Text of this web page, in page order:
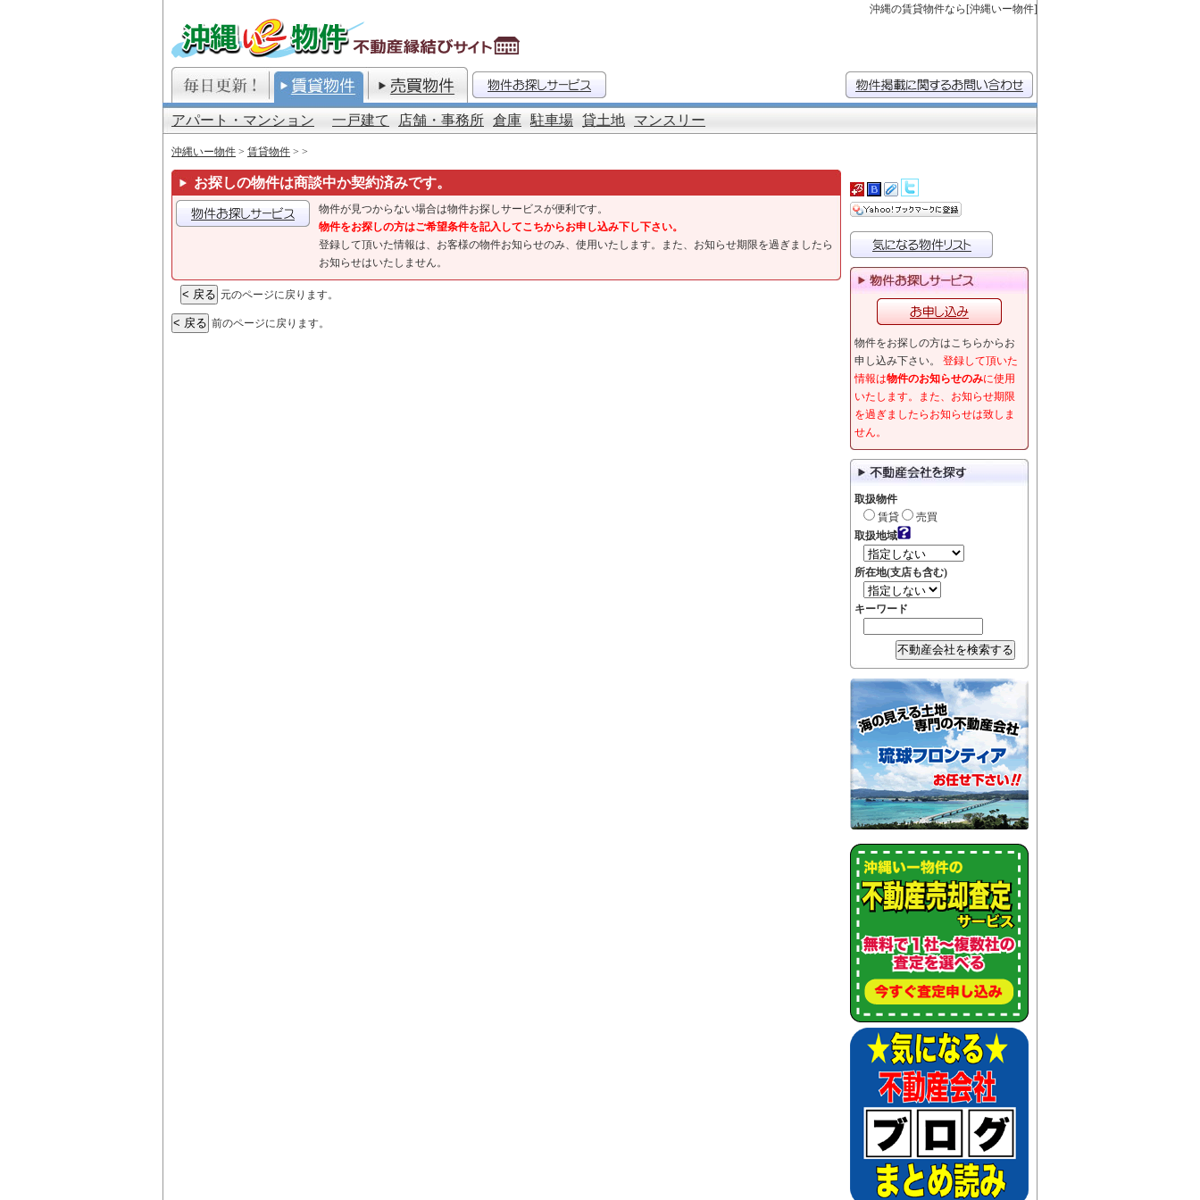
沖縄の賃貸物件なら[沖縄いー物件]
アパート・マンション 一戸建て 店舗・事務所 倉庫 駐車場 貸土地 マンスリー
沖縄いー物件 > 賃貸物件 > >
お探しの物件は商談中か契約済みです。
物件が見つからない場合は物件お探しサービスが便利です。
物件をお探しの方はご希望条件を記入してこちからお申し込み下し下さい。
登録して頂いた情報は、お客様の物件お知らせのみ、使用いたします。また、お知らせ期限を過ぎましたら
お知らせはいたしません。
元のページに戻ります。
前のページに戻ります。
物件をお探しの方はこちらからお
申し込み下さい。 登録して頂いた
情報は物件のお知らせのみに使用
いたします。また、お知らせ期限
を過ぎましたらお知らせは致しま
せん。
取扱物件
賃貸
売買
取扱地域
所在地(支店も含む)
キーワード